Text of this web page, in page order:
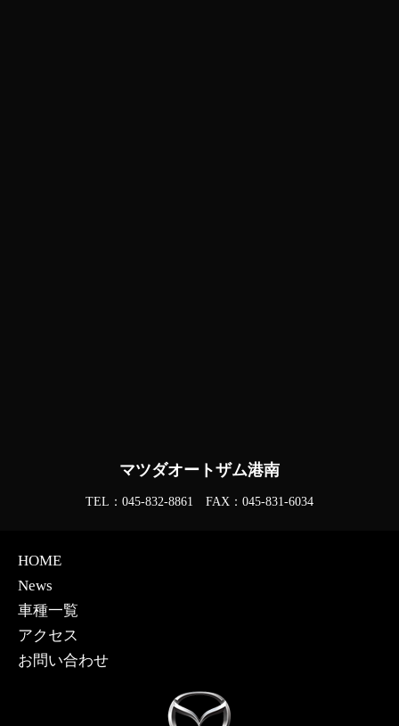
マツダオートザム港南
TEL：045-832-8861 FAX：045-831-6034
HOME
News
車種一覧
アクセス
お問い合わせ